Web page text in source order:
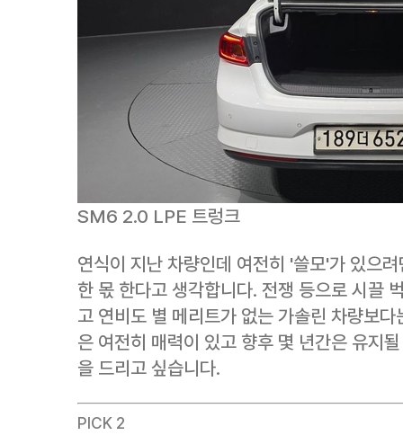
SM6 2.0 LPE 트렁크
연식이 지난 차량인데 여전히 '쓸모'가 있으
한 몫 한다고 생각합니다. 전쟁 등으로 시끌
고 연비도 별 메리트가 없는 가솔린 차량보
은 여전히 매력이 있고 향후 몇 년간은 유지
을 드리고 싶습니다.
PICK 2